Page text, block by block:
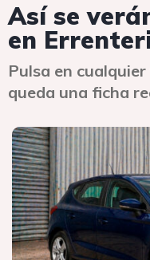
Así se
en
Pulsa en
queda una ficha